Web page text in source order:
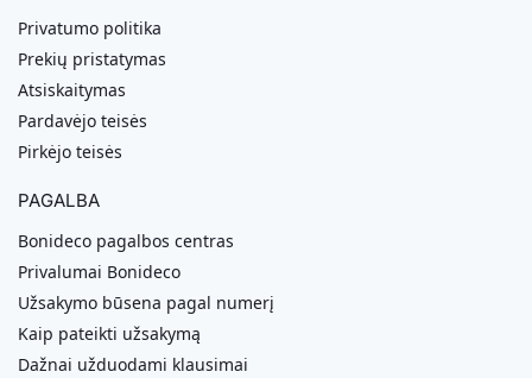
Privatumo politika
Prekių pristatymas
Atsiskaitymas
Pardavėjo teisės
Pirkėjo teisės
PAGALBA
Bonideco pagalbos centras
Privalumai Bonideco
Užsakymo būsena pagal numerį
Kaip pateikti užsakymą
Dažnai užduodami klausimai